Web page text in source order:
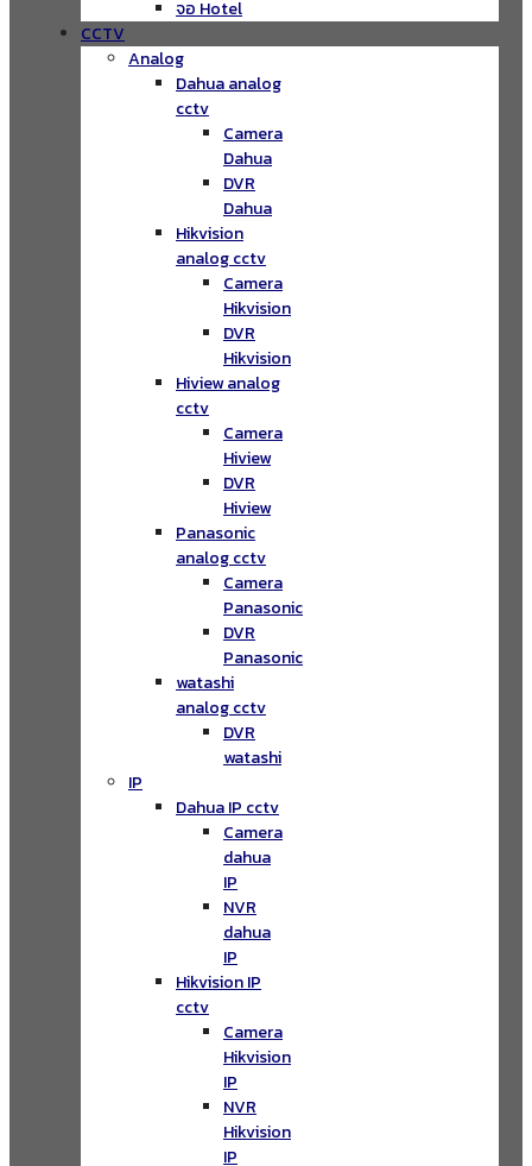
จอ Hotel
CCTV
Analog
Dahua analog
cctv
Camera
Dahua
DVR
Dahua
Hikvision
analog cctv
Camera
Hikvision
DVR
Hikvision
Hiview analog
cctv
Camera
Hiview
DVR
Hiview
Panasonic
analog cctv
Camera
Panasonic
DVR
Panasonic
watashi
analog cctv
DVR
watashi
IP
Dahua IP cctv
Camera
dahua
IP
NVR
dahua
IP
Hikvision IP
cctv
Camera
Hikvision
IP
NVR
Hikvision
IP